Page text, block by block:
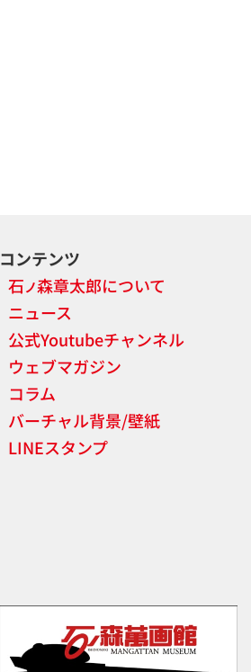
コンテンツ
石ノ森章太郎について
ニュース
公式Youtubeチャンネル
ウェブマガジン
コラム
バーチャル背景/壁紙
LINEスタンプ